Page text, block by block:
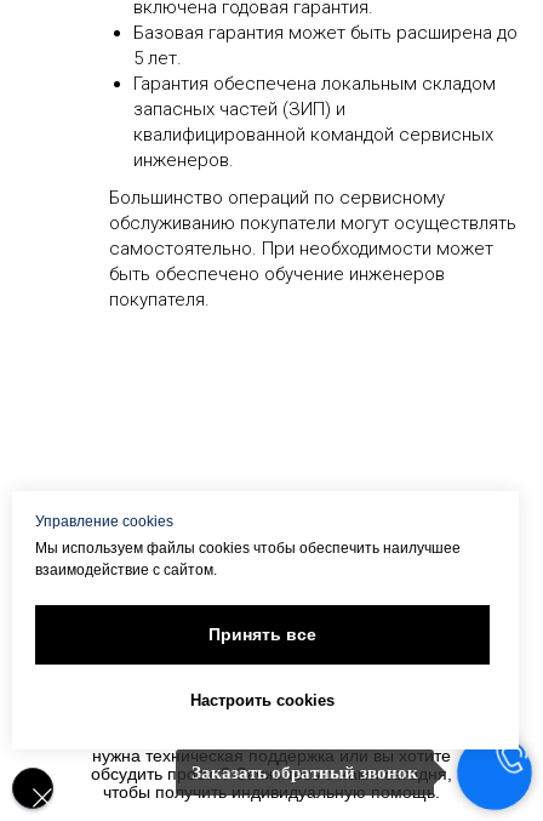
включена годовая гарантия.
Базовая гарантия может быть расширена до
5 лет.
Гарантия обеспечена локальным складом
запасных частей (ЗИП) и
квалифицированной командой сервисных
инженеров.
Большинство операций по сервисному
обслуживанию покупатели могут осуществлять
самостоятельно. При необходимости может
быть обеспечено обучение инженеров
покупателя.
вернуться к выбору
нужна техническая поддержка или вы хотите
обсудить проект? Свяжитесь с нами сегодня,
чтобы получить индивидуальную помощь.
Управление cookies
Мы используем файлы cookies чтобы обеспечить наилучшее
взаимодействие с сайтом.
Принять все
Настроить cookies
Заказать обратный звонок